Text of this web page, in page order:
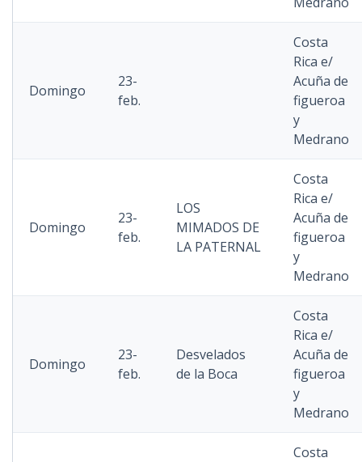
Domingo
23-
feb.
Costa
Rica e/
Acuña de
figueroa
y
Medrano
Domingo
23-
feb.
LOS
MIMADOS DE
LA PATERNAL
Costa
Rica e/
Acuña de
figueroa
y
Medrano
Domingo
23-
feb.
Desvelados
de la Boca
Costa
Rica e/
Acuña de
figueroa
y
Medrano
Costa